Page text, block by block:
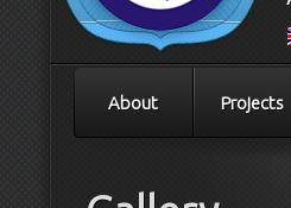
About Projects